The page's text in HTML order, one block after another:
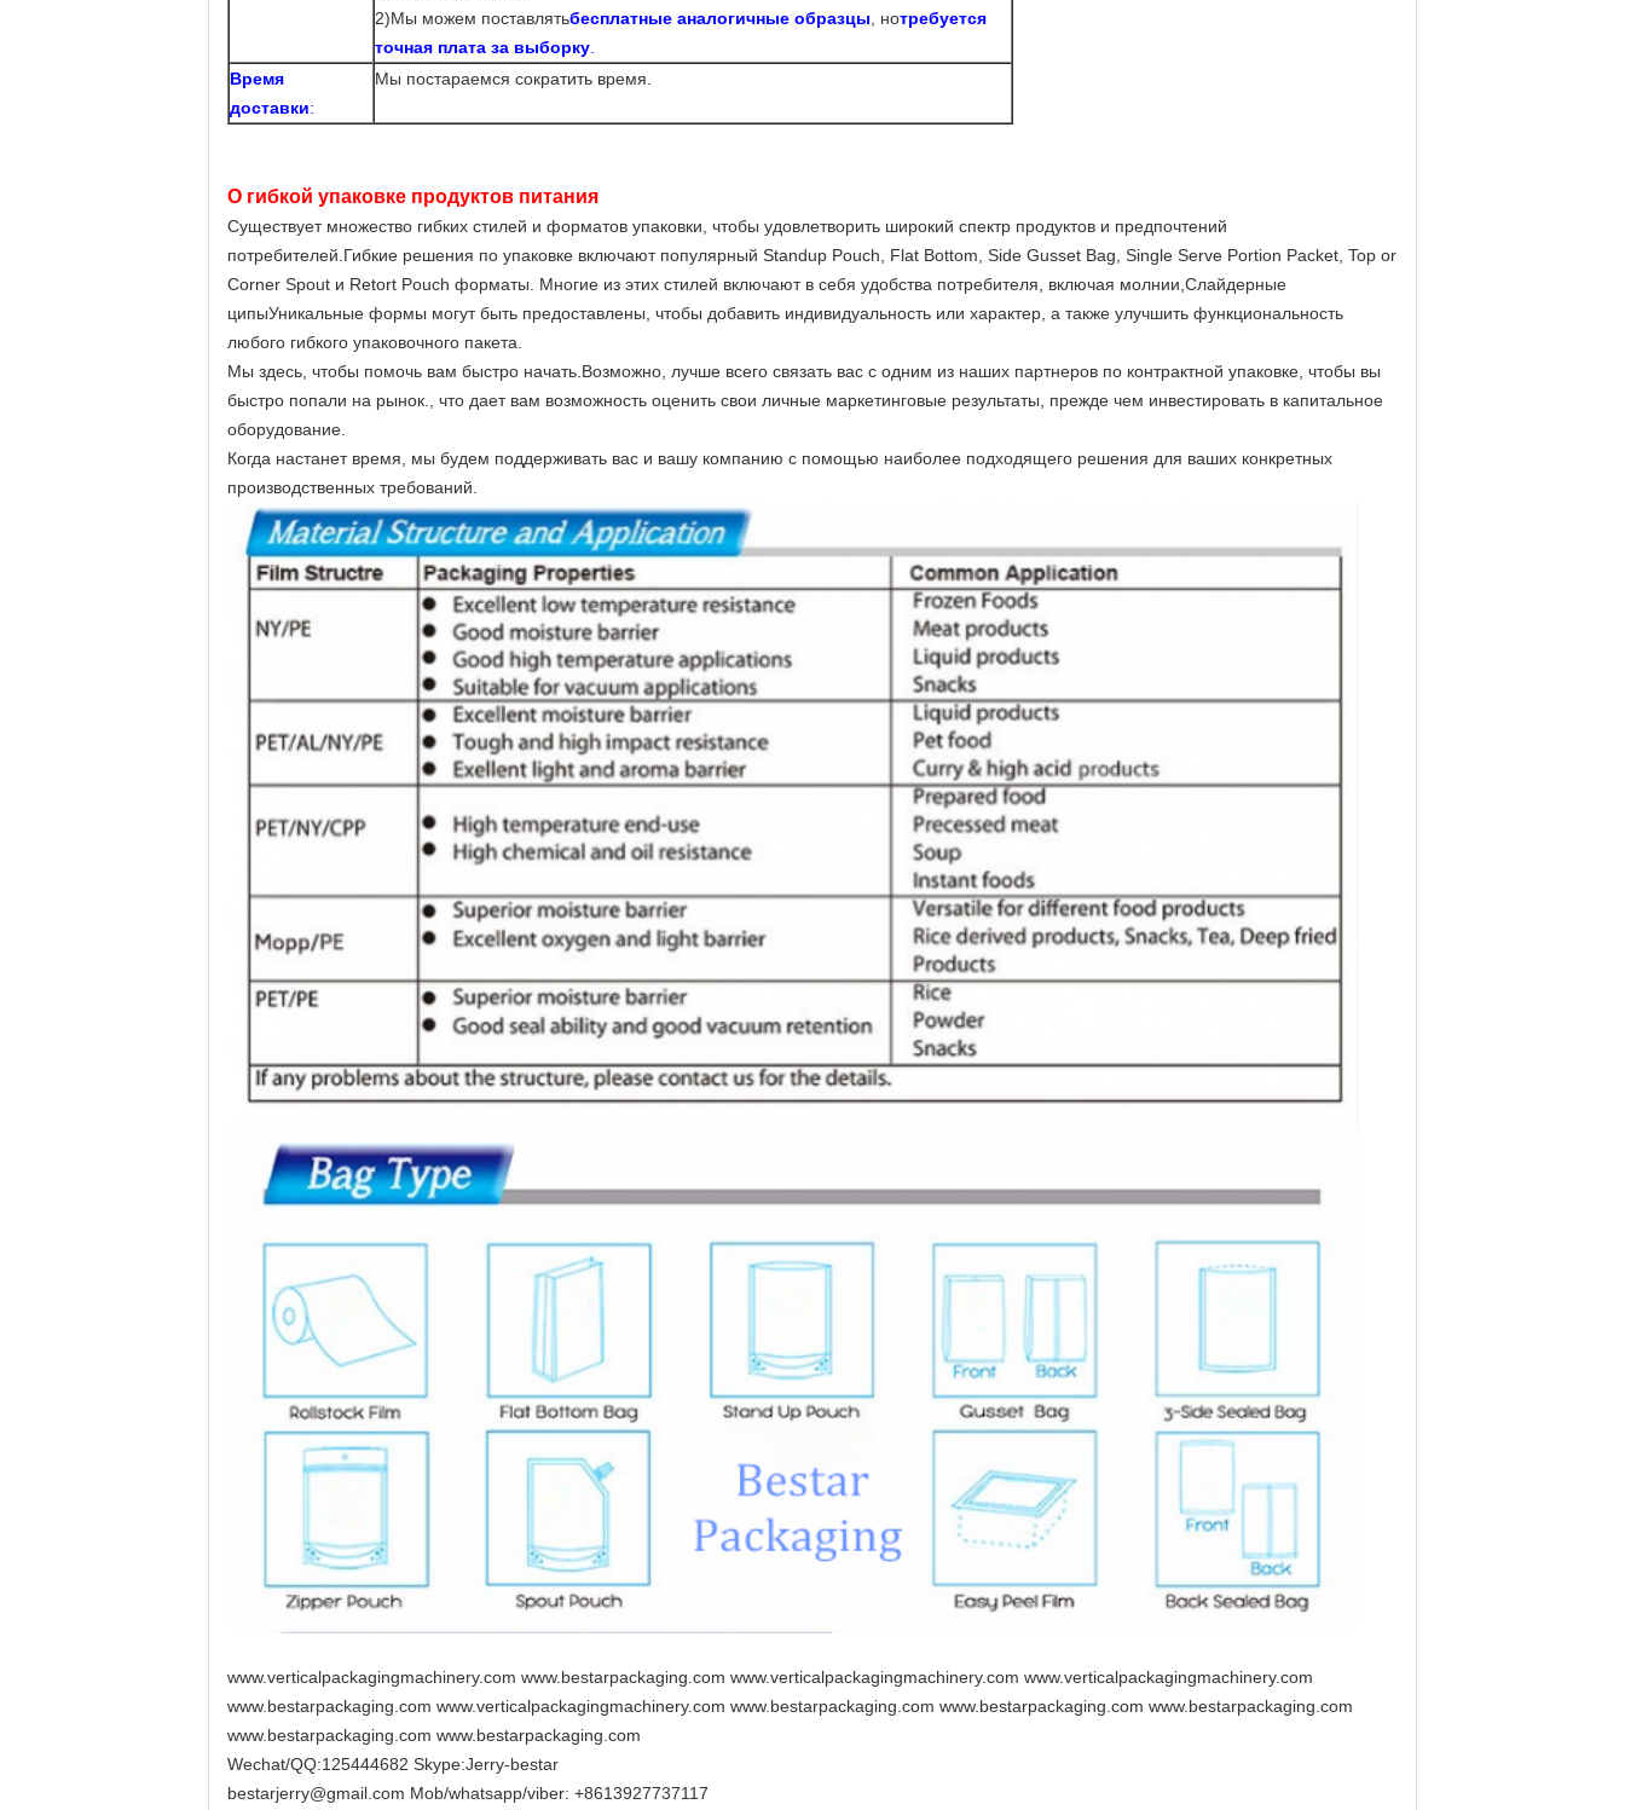
2)Мы можем поставлятьбесплатные аналогичные образцы , нотребуется
точная плата за выборку
Время
доставки:
Мы постараемся сократить время.
О гибкой упаковке продуктов питания
Существует множество гибких стилей и форматов упаковки, чтобы удовлетворить широкий спектр продуктов и предпочтений
потребителей.Гибкие решения по упаковке включают популярный Standup Pouch, Flat Bottom, Side Gusset Bag, Single Serve Portion Packet, Top or
Corner Spout и Retort Pouch форматы. Многие из этих стилей включают в себя удобства потребителя, включая молнии,Слайдерные
ципыУникальные формы могут быть предоставлены, чтобы добавить индивидуальность или характер, а также улучшить функциональность
любого гибкого упаковочного пакета.
Мы здесь, чтобы помочь вам быстро начать.Возможно, лучше всего связать вас с одним из наших партнеров по контрактной упаковке, чтобы вы
быстро попали на рынок., что дает вам возможность оценить свои личные маркетинговые результаты, прежде чем инвестировать в капитальное
оборудование.
Когда настанет время, мы будем поддерживать вас и вашу компанию с помощью наиболее подходящего решения для ваших конкретных
производственных требований.
www.verticalpackagingmachinery.com www.bestarpackaging.com www.verticalpackagingmachinery.com www.verticalpackagingmachinery.com
www.bestarpackaging.com www.verticalpackagingmachinery.com www.bestarpackaging.com www.bestarpackaging.com www.bestarpackaging.com
www.bestarpackaging.com www.bestarpackaging.com
Wechat/QQ:125444682 Skype:Jerry-bestar
bestarjerry@gmail.com Mob/whatsapp/viber: +8613927737117